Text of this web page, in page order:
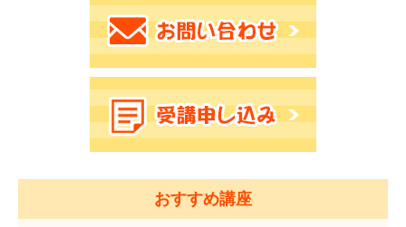
おすすめ講座